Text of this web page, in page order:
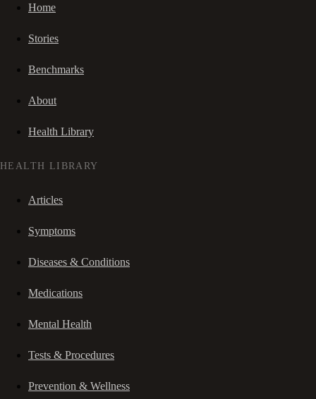
Home
Stories
Benchmarks
About
Health Library
HEALTH LIBRARY
Articles
Symptoms
Diseases & Conditions
Medications
Mental Health
Tests & Procedures
Prevention & Wellness